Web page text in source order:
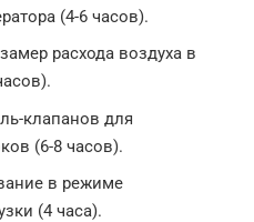
(4-6 часов).
расхода воздуха в
клапанов для
(6-8 часов).
в режиме
(4 часа).